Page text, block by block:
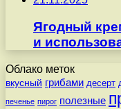
Ягодный
и
Облако меток
вкусный грибами десерт
печенье пирог полезные